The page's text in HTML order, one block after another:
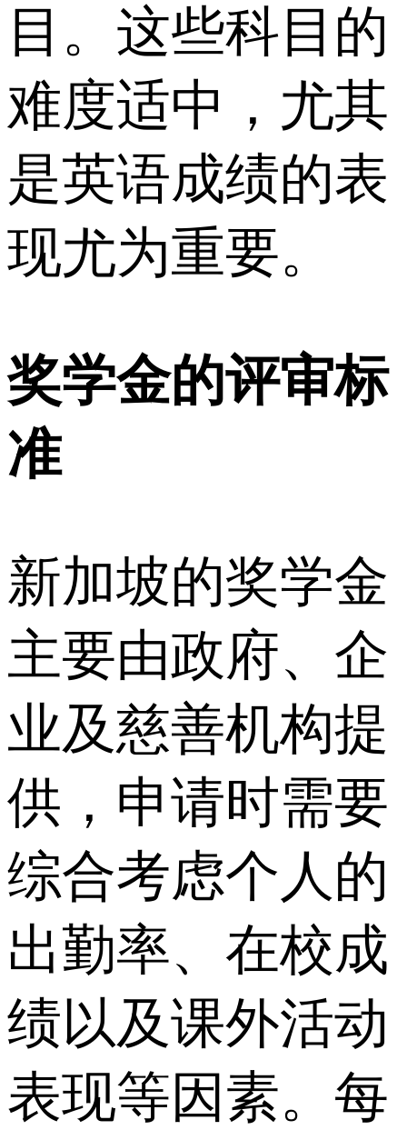
目。这些科目的
难度适中，尤其
是英语成绩的表
现尤为重要。
奖学金的评审标
准
新加坡的奖学金
主要由政府、企
业及慈善机构提
供，申请时需要
综合考虑个人的
出勤率、在校成
绩以及课外活动
表现等因素。每